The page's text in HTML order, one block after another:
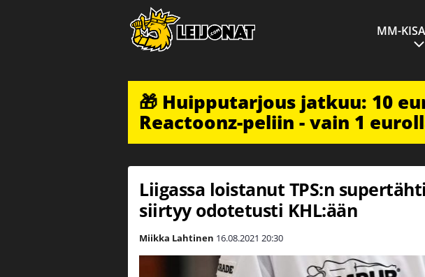
MM-
🎁 Huipputarjous jatkuu: 10
Reactoonz-peliin - vain 1
Liigassa loistanut TPS:n
siirtyy odotetusti KHL:ään
Miikka Lahtinen 16.08.2021 20:30